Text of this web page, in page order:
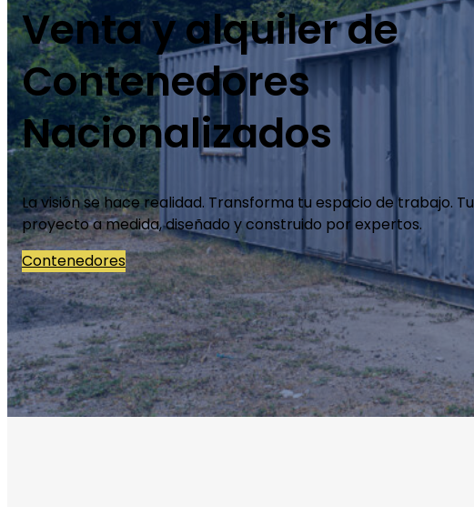
Venta y alquiler de
Contenedores
Nacionalizados
La visión se hace realidad. Transforma tu espacio de trabajo. Tu
proyecto a medida, diseñado y construido por expertos.
Contenedores